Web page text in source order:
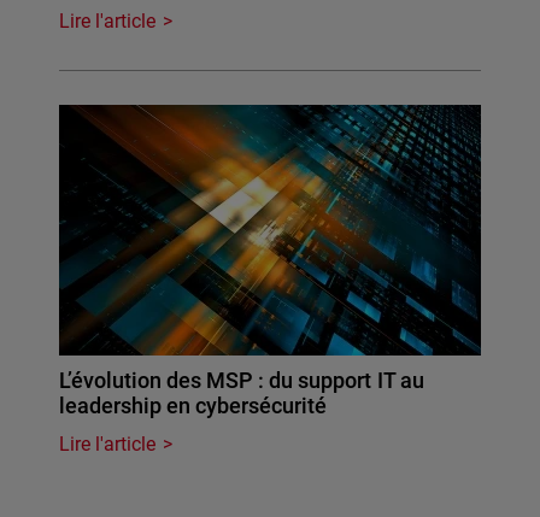
Lire l'article
L’évolution des MSP : du support IT au
leadership en cybersécurité
Lire l'article